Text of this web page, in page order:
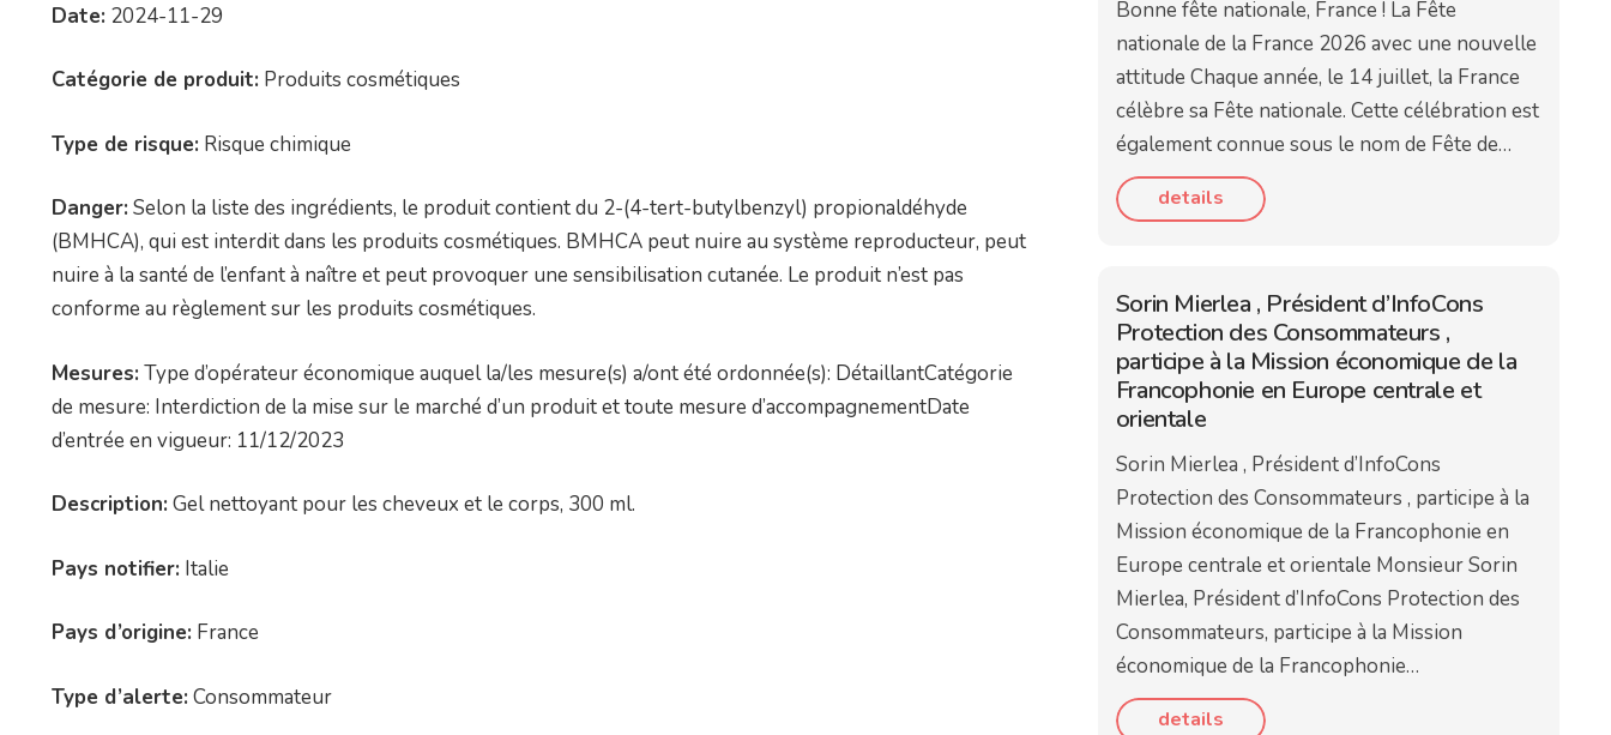
Date: 2024-11-29
Catégorie de produit: Produits cosmétiques
Type de risque: Risque chimique
Danger: Selon la liste des ingrédients, le produit contient du 2-(4-tert-butylbenzyl) propionaldéhyde
(BMHCA), qui est interdit dans les produits cosmétiques. BMHCA peut nuire au système reproducteur, peut
nuire à la santé de l’enfant à naître et peut provoquer une sensibilisation cutanée. Le produit n’est pas
conforme au règlement sur les produits cosmétiques.
Mesures: Type d’opérateur économique auquel la/les mesure(s) a/ont été ordonnée(s): DétaillantCatégorie
de mesure: Interdiction de la mise sur le marché d’un produit et toute mesure d’accompagnementDate
d’entrée en vigueur: 11/12/2023
Description: Gel nettoyant pour les cheveux et le corps, 300 ml.
Pays notifier: Italie
Pays d’origine: France
Type d’alerte: Consommateur
Bonne fête nationale, France ! La Fête
nationale de la France 2026 avec une nouvelle
attitude Chaque année, le 14 juillet, la France
célèbre sa Fête nationale. Cette célébration est
également connue sous le nom de Fête de…
details
Sorin Mierlea , Président d’InfoCons
Protection des Consommateurs ,
participe à la Mission économique de la
Francophonie en Europe centrale et
orientale
Sorin Mierlea , Président d’InfoCons
Protection des Consommateurs , participe à la
Mission économique de la Francophonie en
Europe centrale et orientale Monsieur Sorin
Mierlea, Président d’InfoCons Protection des
Consommateurs, participe à la Mission
économique de la Francophonie…
details